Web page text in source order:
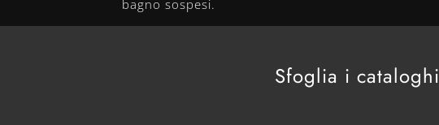
bagno sospesi.
Sfoglia i cataloghi